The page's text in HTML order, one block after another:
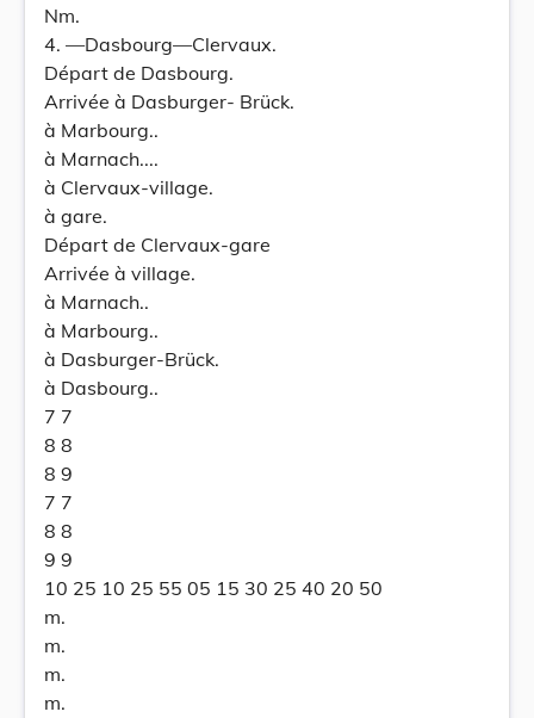
Nm.
4. —Dasbourg—Clervaux.
Départ de Dasbourg.
Arrivée à Dasburger- Brück.
à Marbourg..
à Marnach....
à Clervaux-village.
à gare.
Départ de Clervaux-gare
Arrivée à village.
à Marnach..
à Marbourg..
à Dasburger-Brück.
à Dasbourg..
7 7
8 8
8 9
7 7
8 8
9 9
10 25 10 25 55 05 15 30 25 40 20 50
m.
m.
m.
m.